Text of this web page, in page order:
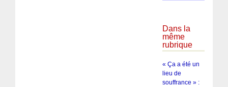
Dans la
même
rubrique
« Ça a été un
lieu de
souffrance » :